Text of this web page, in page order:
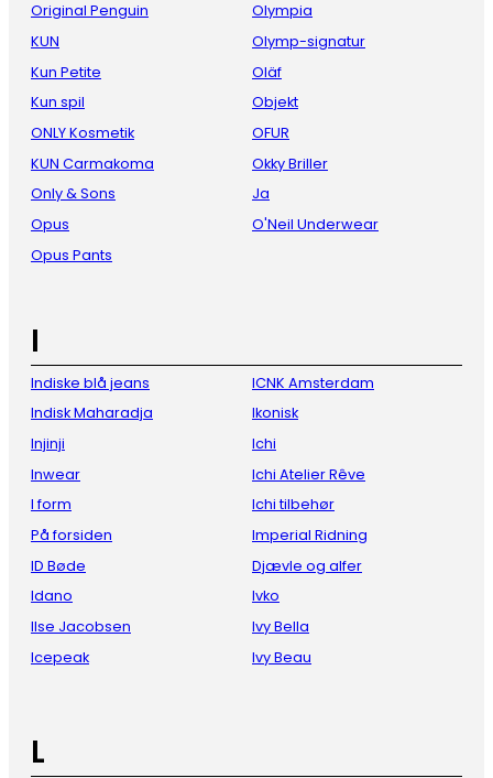
Original Penguin
KUN
Kun Petite
Kun spil
ONLY Kosmetik
KUN Carmakoma
Only & Sons
Opus
Opus Pants
Olympia
Olymp-signatur
Oläf
Objekt
OFUR
Okky Briller
Ja
O'Neil Underwear
I
Indiske blå jeans
Indisk Maharadja
Injinji
Inwear
I form
På forsiden
ID Bøde
Idano
Ilse Jacobsen
Icepeak
ICNK Amsterdam
Ikonisk
Ichi
Ichi Atelier Rêve
Ichi tilbehør
Imperial Ridning
Djævle og alfer
Ivko
Ivy Bella
Ivy Beau
L